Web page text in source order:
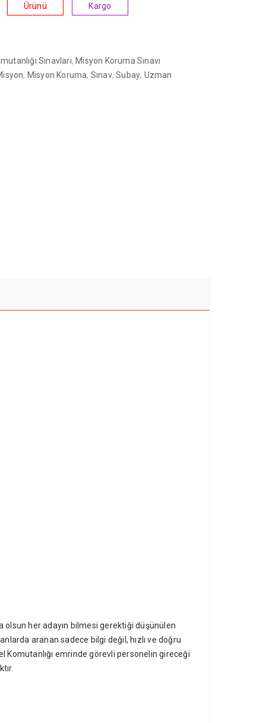
Ürünü
Kargo
Sınavları, Misyon Koruma Sınavı
, Misyon Koruma, Sınav,Subay, Uzman
olsun her adayın bilmesi gerektiği düşünülen
aranan sadece bilgi değil, hızlı ve doğru
emrinde görevli personelin gireceği